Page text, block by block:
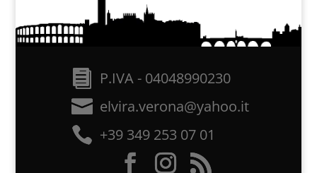
P.IVA - 04048990230
elvira.verona@yahoo.it
+39 349 253 07 01